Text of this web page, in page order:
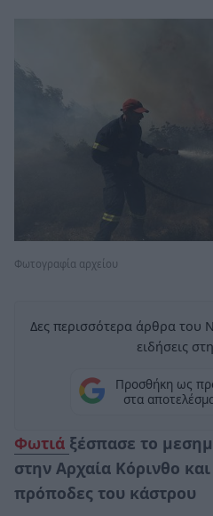
Φωτογραφία αρχείου
Δες περισσότερα άρθρα του
ειδήσεις
Προσθήκη ως
στα
Φωτιά ξέσπασε το
στην Αρχαία Κόρινθο
πρόποδες του κάστρου